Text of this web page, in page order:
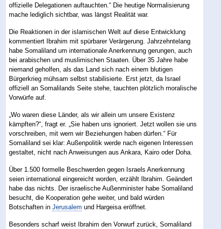
offizielle Delegationen auftauchten.“ Die heutige Normalisierung
mache lediglich sichtbar, was längst Realität war.
Die Reaktionen in der islamischen Welt auf diese Entwicklung
kommentiert Ibrahim mit spürbarer Verärgerung. Jahrzehntelang
habe Somaliland um internationale Anerkennung gerungen, auch
bei arabischen und muslimischen Staaten. Über 35 Jahre habe
niemand geholfen, als das Land sich nach einem blutigen
Bürgerkrieg mühsam selbst stabilisierte. Erst jetzt, da Israel
offiziell an Somalilands Seite stehe, tauchten plötzlich moralische
Vorwürfe auf.
„Wo waren diese Länder, als wir allein um unsere Existenz
kämpften?“, fragt er. „Sie haben uns ignoriert. Jetzt wollen sie uns
vorschreiben, mit wem wir Beziehungen haben dürfen.“ Für
Somaliland sei klar: Außenpolitik werde nach eigenen Interessen
gestaltet, nicht nach Anweisungen aus Ankara, Kairo oder Doha.
Über 1.500 formelle Beschwerden gegen Israels Anerkennung
seien international eingereicht worden, erzählt Ibrahim. Geändert
habe das nichts. Der israelische Außenminister habe Somaliland
besucht, die Kooperation gehe weiter, und bald würden
Botschaften inJerusalem und Hargeisa eröffnet.
Besonders scharf weist Ibrahim den Vorwurf zurück, Somaliland